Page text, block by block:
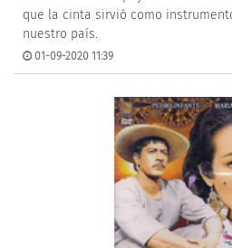
que la cinta sirvió como
nuestro país.
01-09-2020 11:39